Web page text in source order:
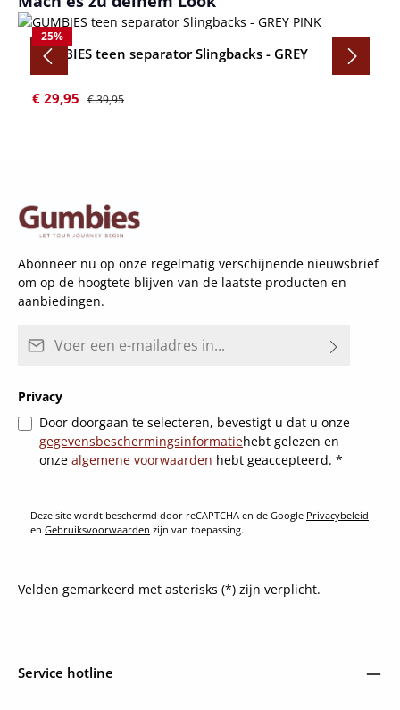
25%
GUMBIES teen separator Slingbacks - GREY
PINK
Verkoopprijs:
€ 29,95 Normale prijs:
€ 39,95
Abonneer nu op onze regelmatig verschijnende nieuwsbrief
om op de hoogtete blijven van de laatste producten en
aanbiedingen.
Privacy
Door doorgaan te selecteren, bevestigt u dat u onze
gegevensbeschermingsinformatiehebt gelezen en
onze algemene voorwaarden hebt geaccepteerd. *
Deze site wordt beschermd door reCAPTCHA en de Google Privacybeleid
en Gebruiksvoorwaarden zijn van toepassing.
Velden gemarkeerd met asterisks (*) zijn verplicht.
Service hotline